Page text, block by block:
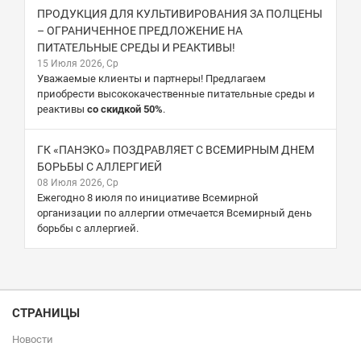
ПРОДУКЦИЯ ДЛЯ КУЛЬТИВИРОВАНИЯ ЗА ПОЛЦЕНЫ
– ОГРАНИЧЕННОЕ ПРЕДЛОЖЕНИЕ НА
ПИТАТЕЛЬНЫЕ СРЕДЫ И РЕАКТИВЫ!
15 Июля 2026, Ср
Уважаемые клиенты и партнеры! Предлагаем
приобрести высококачественные питательные среды и
реактивы со скидкой 50%.
ГК «ПАНЭКО» ПОЗДРАВЛЯЕТ С ВСЕМИРНЫМ ДНЕМ
БОРЬБЫ С АЛЛЕРГИЕЙ
08 Июля 2026, Ср
Ежегодно 8 июля по инициативе Всемирной
организации по аллергии отмечается Всемирный день
борьбы с аллергией.
СТРАНИЦЫ
Новости